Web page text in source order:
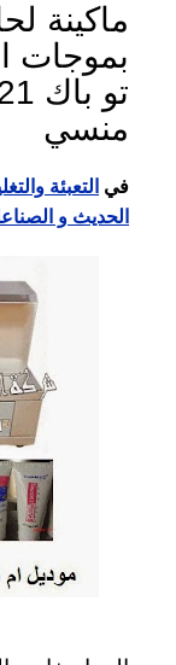
ماكينة
بموجات
منسي
فيالتعبئة
الحديث و